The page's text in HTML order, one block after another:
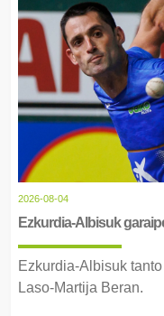
2026-08-04
Ezkurdia-Albisuk
Ezkurdia-Albisuk
Laso-Martija Beran.